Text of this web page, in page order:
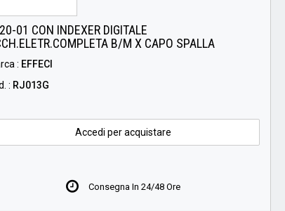
01 CON INDEXER DIGITALE
B/M X CAPO SPALLA
: EFFECI
: RJ013G
Accedi per acquistare
Consegna In 24/48 Ore